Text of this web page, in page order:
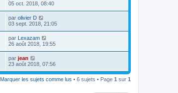
05 oct. 2018, 08:40
par olivier D
03 sept. 2018, 21:05
par Lexazam
26 août 2018, 19:55
par jean
23 août 2018, 07:56
Marquer les sujets comme lus • 6 sujets • Page 1 sur 1